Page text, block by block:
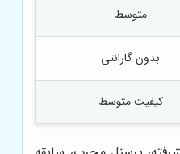
متوسط
بدون گارانتی
کیفیت متوسط